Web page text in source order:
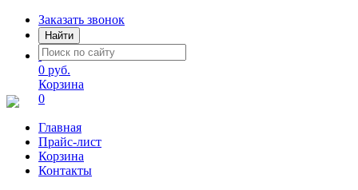
Заказать звонок
Найти
0 руб.
Корзина
0
Главная
Прайс-лист
Корзина
Контакты